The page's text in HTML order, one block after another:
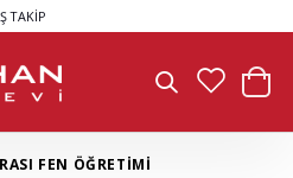
TAKİP
FEN ÖĞRETİMİ